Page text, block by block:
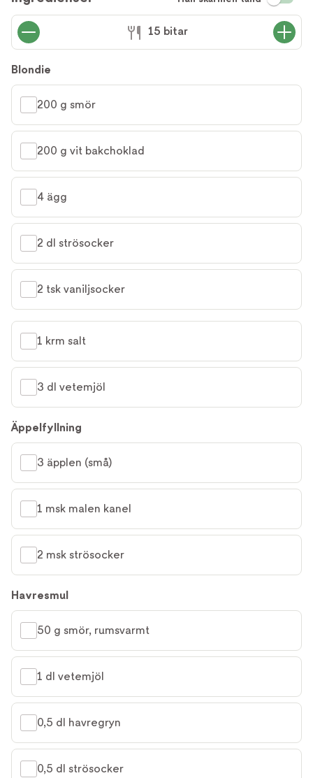
Hamid
laga
receptet
15 bitar
Blondie
200 g smör
200 g vit bakchoklad
4 ägg
2 dl strösocker
2 tsk vaniljsocker
1 krm salt
3 dl vetemjöl
Äppelfyllning
3 äpplen (små)
1 msk malen kanel
2 msk strösocker
Havresmul
50 g smör, rumsvarmt
1 dl vetemjöl
0,5 dl havregryn
0,5 dl strösocker